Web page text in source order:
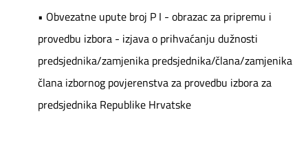
• Obvezatne upute broj P I - obrazac za pripremu i
provedbu izbora - izjava o prihvaćanju dužnosti
predsjednika/zamjenika predsjednika/člana/zamjenika
člana izbornog povjerenstva za provedbu izbora za
predsjednika Republike Hrvatske